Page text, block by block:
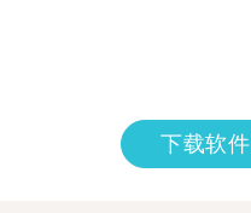
下载软件